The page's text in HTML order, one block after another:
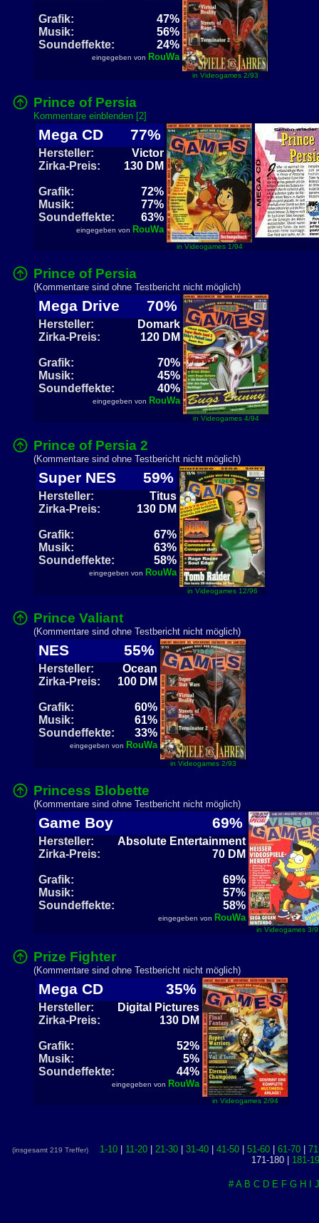
Grafik:
47%
Musik:
56%
Soundeffekte:
24%
eingegeben von RouWa
in Videogames 2/93
Prince of Persia
Kommentare einblenden [2]
Mega CD 77%
Hersteller:
Victor
Zirka-Preis:
130 DM
Grafik:
72%
Musik:
77%
Soundeffekte:
63%
eingegeben von RouWa
in Videogames 1/94
Prince of Persia
(Kommentare sind ohne Testbericht nicht möglich)
Mega Drive 70%
Hersteller:
Domark
Zirka-Preis:
120 DM
Grafik:
70%
Musik:
45%
Soundeffekte:
40%
eingegeben von RouWa
in Videogames 4/94
Prince of Persia 2
(Kommentare sind ohne Testbericht nicht möglich)
Super NES 59%
Hersteller:
Titus
Zirka-Preis:
130 DM
Grafik:
67%
Musik:
63%
Soundeffekte:
58%
eingegeben von RouWa
in Videogames 12/96
Prince Valiant
(Kommentare sind ohne Testbericht nicht möglich)
NES 55%
Hersteller:
Ocean
Zirka-Preis:
100 DM
Grafik:
60%
Musik:
61%
Soundeffekte:
33%
eingegeben von RouWa
in Videogames 2/93
Princess Blobette
(Kommentare sind ohne Testbericht nicht möglich)
Game Boy 69%
Hersteller:
Absolute Entertainment
Zirka-Preis:
70 DM
Grafik:
69%
Musik:
57%
Soundeffekte:
58%
eingegeben von RouWa
in Videogames 3/
Prize Fighter
(Kommentare sind ohne Testbericht nicht möglich)
Mega CD 35%
Hersteller:
Digital Pictures
Zirka-Preis:
130 DM
Grafik:
52%
Musik:
5%
Soundeffekte:
44%
eingegeben von RouWa
in Videogames 2/94
(insgesamt 219 Treffer) 1-10 11-20 21-30 31-40 41-50 51-60 61-70
171-180 | 181-
# A B C D E F G H J